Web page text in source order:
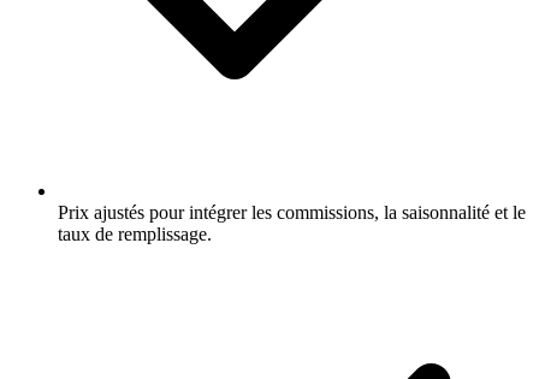
Prix ajustés pour intégrer les commissions, la saisonnalité et le
taux de remplissage.